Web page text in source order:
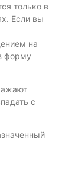
только в
Если вы
на
форму
с